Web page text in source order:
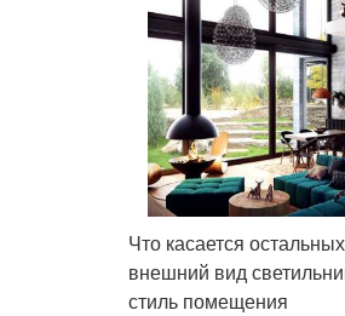
Что касается
внешний вид
стиль помещения